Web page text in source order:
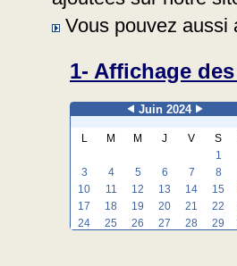
Vous pouvez
1- Affichage
Juin 2024
L M M J V S
1
3
4 5 6 7 8
10
11 12 13 14 15
17
18 19 20 21 22
24
25 26 27 28 29